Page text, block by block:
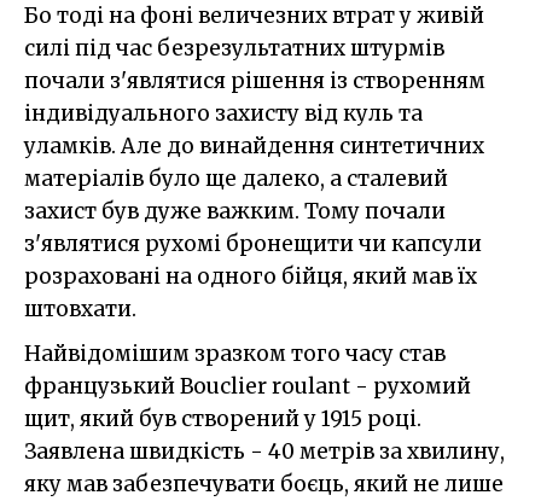
Бо тоді на фоні величезних втрат у живій
силі під час безрезультатних штурмів
почали з'являтися рішення із створенням
індивідуального захисту від куль та
уламків. Але до винайдення синтетичних
матеріалів було ще далеко, а сталевий
захист був дуже важким. Тому почали
з'являтися рухомі бронещити чи капсули
розраховані на одного бійця, який мав їх
штовхати.
Найвідомішим зразком того часу став
французький Bouclier roulant - рухомий
щит, який був створений у 1915 році.
Заявлена швидкість - 40 метрів за хвилину,
яку мав забезпечувати боєць, який не лише